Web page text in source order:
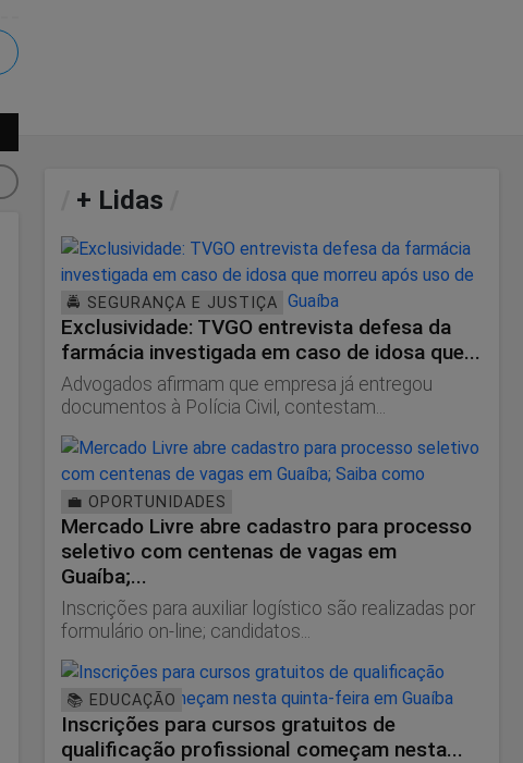
+ Lidas
🚔 SEGURANÇA E JUSTIÇA
Exclusividade: TVGO entrevista defesa da
farmácia investigada em caso de idosa que...
Advogados afirmam que empresa já entregou
documentos à Polícia Civil, contestam...
💼 OPORTUNIDADES
Mercado Livre abre cadastro para processo
seletivo com centenas de vagas em
Guaíba;...
Inscrições para auxiliar logístico são realizadas por
formulário on-line; candidatos...
📚 EDUCAÇÃO
Inscrições para cursos gratuitos de
qualificação profissional começam nesta...